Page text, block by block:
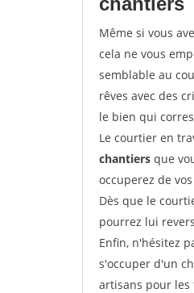
Même si vous
cela ne vous
semblable au
rêves avec des
le bien qui
Le courtier en
chantiers que
occuperez de vos
Dès que le
pourrez lui
Enfin, n'hésitez
s'occuper d'un
artisans pour les